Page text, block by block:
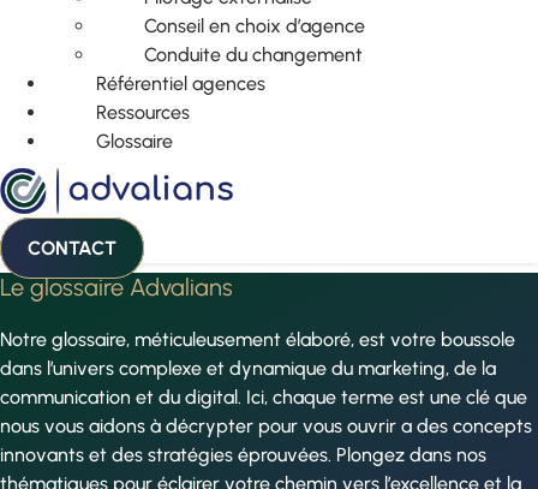
Conseil en choix d’agence
Conduite du changement
Référentiel agences
Ressources
Glossaire
CONTACT
Le glossaire Advalians
Notre glossaire, méticuleusement élaboré, est votre boussole
dans l’univers complexe et dynamique du marketing, de la
communication et du digital. Ici, chaque terme est une clé que
nous vous aidons à décrypter pour vous ouvrir a des concepts
innovants et des stratégies éprouvées. Plongez dans nos
thématiques pour éclairer votre chemin vers l’excellence et la